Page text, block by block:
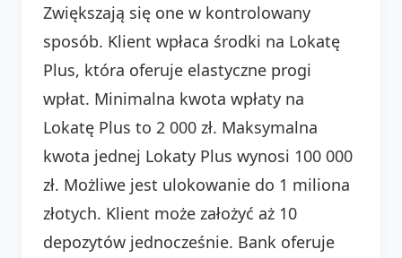
Zwiększają się one w kontrolowany
sposób. Klient wpłaca środki na Lokatę
Plus, która oferuje elastyczne progi
wpłat. Minimalna kwota wpłaty na
Lokatę Plus to 2 000 zł. Maksymalna
kwota jednej Lokaty Plus wynosi 100 000
zł. Możliwe jest ulokowanie do 1 miliona
złotych. Klient może założyć aż 10
depozytów jednocześnie. Bank oferuje